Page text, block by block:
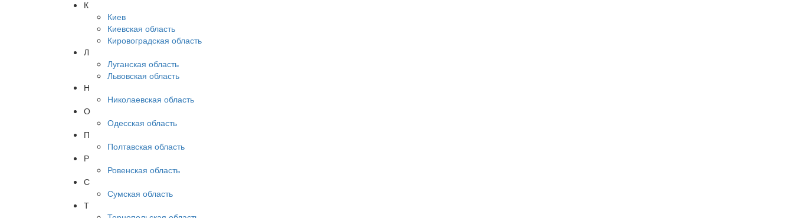
К
Киев
Киевская область
Кировоградская область
Л
Луганская область
Львовская область
Н
Николаевская область
О
Одесская область
П
Полтавская область
Р
Ровенская область
С
Сумская область
Т